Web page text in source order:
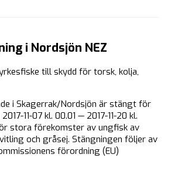
i Nordsjön NEZ
till skydd för torsk, kolja,
i Skagerrak/Nordsjön är stängt för
11-07 kl. 00.01 — 2017-11-20 kl.
stora förekomster av ungfisk av
och gråsej. Stängningen följer av
förordning (EU)